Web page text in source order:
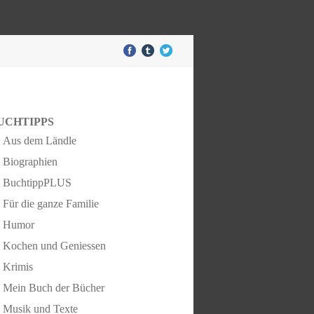
Aus dem Ländle
Biographien
BuchtippPLUS
Für die ganze Familie
Humor
Kochen und Geniessen
Krimis
Mein Buch der Bücher
Musik und Texte